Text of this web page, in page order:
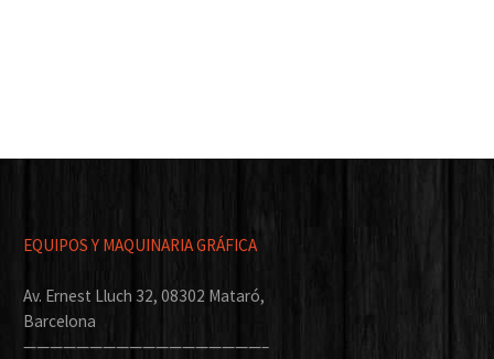
EQUIPOS Y MAQUINARIA GRÁFICA
Av. Ernest Lluch 32, 08302 Mataró,
Barcelona
——————————————————–